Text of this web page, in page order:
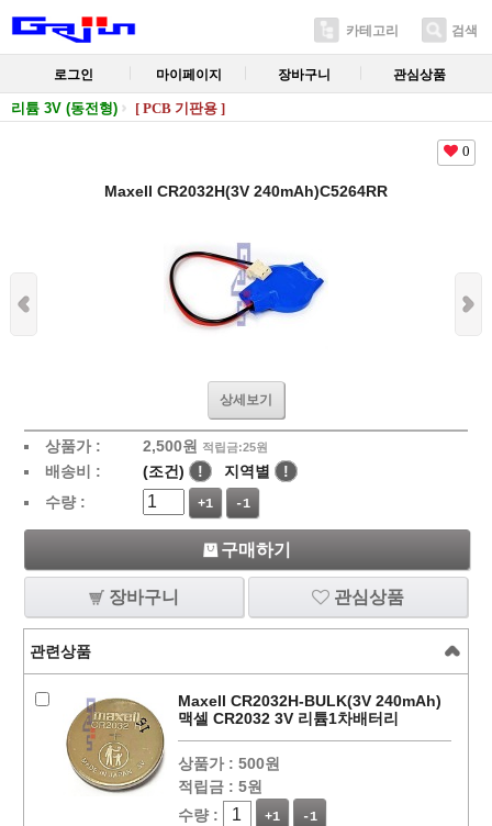
카테고리 검색
로그인 마이페이지 장바구니 관심상품
리튬 3V (동전형) [ PCB 기판용 ]
0
Maxell CR2032H(3V 240mAh)C5264RR
상세보기
상품가 : 2,500원 적립금:25원
배송비 : (조건) ! 지역별
!
수량 :
+1 -1
구매하기
장바구니 관심상품
관련상품
Maxell CR2032H-BULK(3V 240mAh)
맥셀 CR2032 3V 리튬1차배터리
상품가 : 500원
적립금 : 5원
수량 :
+1 -1